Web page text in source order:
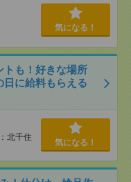
気になる！
トも！好きな場所
に給料もらえる
北千住
気になる！